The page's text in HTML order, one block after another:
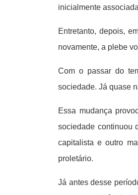
inicialmente
Entretanto, depois,
novamente, a plebe
Com o passar do
sociedade. Já quase
Essa mudança
sociedade continuou
capitalista e outro
proletário.
Já antes desse